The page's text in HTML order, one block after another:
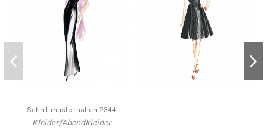
Schnittmuster nähen 2344
Kleider/Abendkleider